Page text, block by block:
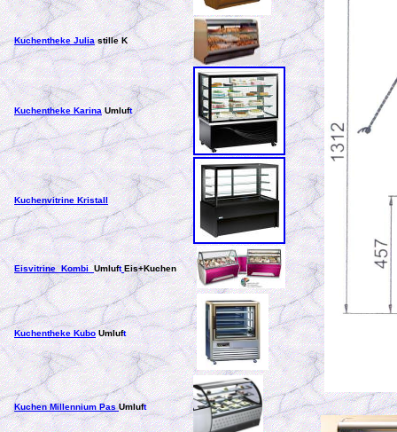
Kuchentheke Julia stille K
Kuchentheke Karina Umluft
Kuchenvitrine Kristall
Eisvitrine KombiUmluft Eis+Kuchen
Kuchentheke Kubo Umluft
KuchenMillennium PasUmluft